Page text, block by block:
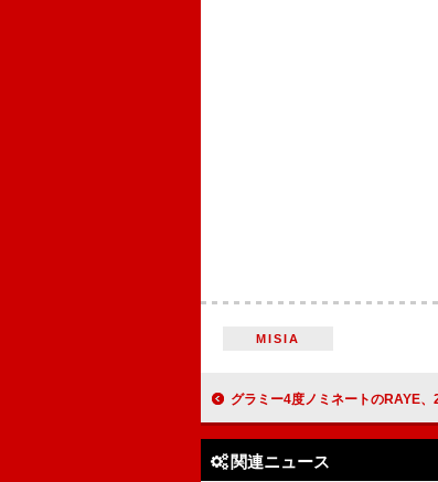
MISIA
グラミー4度ノミネートのRAYE、2ndアルバム『THIS MUSIC
関連ニュース